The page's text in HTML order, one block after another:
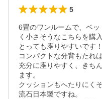
5
6畳のワンルームで、ベ
く小さそうなこちらを購
とっても座りやすいです！
コンパクトな分背もたれ
充分に座りやすく、きち
ます。
クッションもへたりにくそ
流石日本製ですね。